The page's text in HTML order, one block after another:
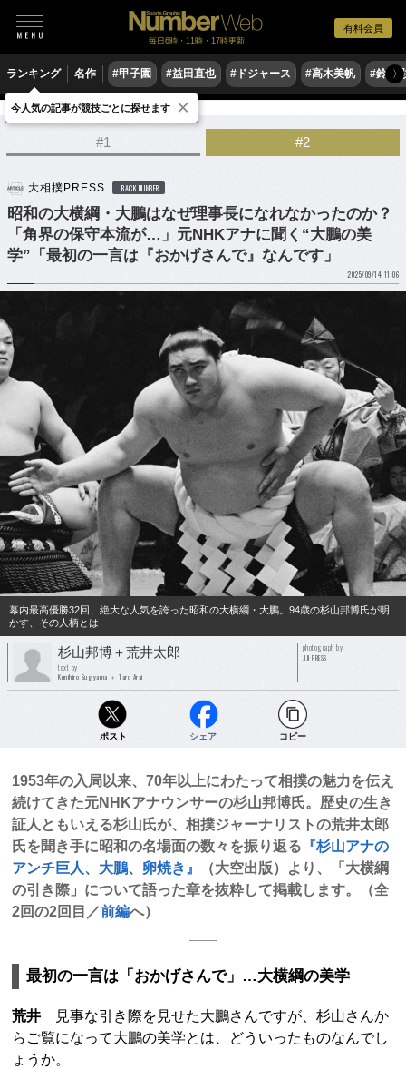
有料会員
毎日6時・11時・17時更新
ランキング 名作 #甲子園 #益田直也 #ドジャース #高木美帆 #鈴木
〉
格闘技 相撲
#1 #2
大相撲PRESS BACK NUMBER
昭和の大横綱・大鵬はなぜ理事長になれなかったのか？
「角界の保守本流が…」元NHKアナに聞く“大鵬の美
学”「最初の一言は『おかげさんで』なんです」
2025/09/14 11:06
幕内最高優勝32回、絶大な人気を誇った昭和の大横綱・大鵬。94歳の杉山邦博氏が明
かす、その人柄とは
杉山邦博＋荒井太郎
text by
Kunihiro Sugiyama ＋ Taro Arai
photograph by
JIJI PRESS
ポスト シェア コピー
1953年の入局以来、70年以上にわたって相撲の魅力を伝え
続けてきた元NHKアナウンサーの杉山邦博氏。歴史の生き
証人ともいえる杉山氏が、相撲ジャーナリストの荒井太郎
氏を聞き手に昭和の名場面の数々を振り返る 『杉山アナの
アンチ巨人、大鵬、卵焼き』
（大空出版）より、「大横綱
の引き際」について語った章を抜粋して掲載します。（全
2回の2回目／前編へ）
最初の一言は「おかげさんで」…大横綱の美学
荒井 見事な引き際を見せた大鵬さんですが、杉山さんか
らご覧になって大鵬の美学とは、どういったものなんでし
ょうか。
今人気の記事が競技ごとに探せます ×